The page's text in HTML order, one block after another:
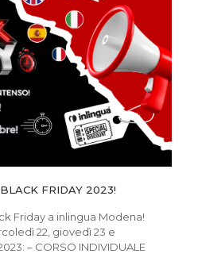
FRIDAY 2023!
Friday a inlingua Modena!
22, giovedì 23 e
– CORSO INDIVIDUALE